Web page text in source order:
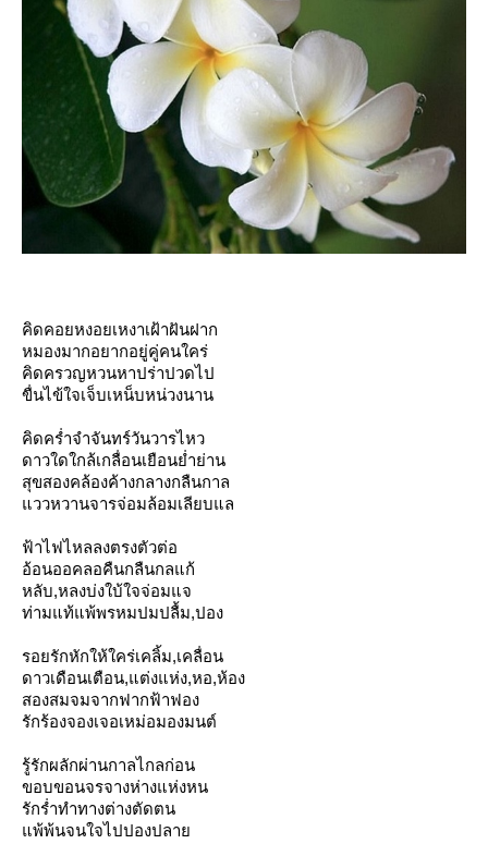
คิดคอยหงอยเหงาเฝ้าฝันฝาก
หมองมากอยากอยู่คู่คนใคร่
คิดครวญหวนหาปร่าปวดไป
ขื่นไข้ใจเจ็บเหน็บหน่วงนาน
คิดคร่ำจำจันทร์วันวารไหว
ดาวใดใกล้เกลื่อนเยือนย่ำย่าน
สุขสองคล้องค้างกลางกลืนกาล
ววหวานจารจ่อมล้อมเลียบแล
ฟ้าไฟไหลลงตรงตัวต่อ
อ้อนออคลอคืนกลืนกลแก้
หลับ,หลงบ่งใบ้ใจจ่อมแจ
ท่ามแท้แพ้พรหมปมปลื้ม,ปอง
รอยรักหักให้ใคร่เคลิ้ม,เคลื่อน
ดาวเดือนเตือน,แต่งแห่ง,หอ,ห้อง
สองสมจมจากฟากฟ้าฟอง
รักร้องจองเจอเหม่อมองมนต์
รู้รักผลักผ่านกาลไกลก่อน
ขอบขอนจรจางห่างแห่งหน
รักร่ำทำทางต่างตัดตน
พ้พ้นจนใจไปปองปลา